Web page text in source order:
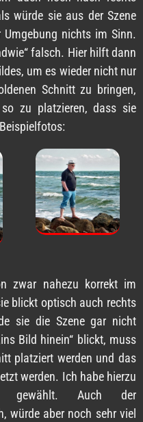
würde sie aus der Szene
nichts im Sinn.
falsch. Hier hilft dann
um es wieder nicht nur
Schnitt zu bringen,
zu platzieren, dass sie
zwar nahezu korrekt im
blickt optisch auch rechts
sie die Szene gar nicht
Bild hinein“ blickt, muss
platziert werden und das
werden. Ich habe hierzu
gewählt. Auch der
würde aber noch sehr viel